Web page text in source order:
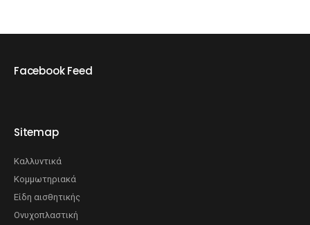
Facebook Feed
Sitemap
Καλλυντικά
Κομμωτηριακά
Είδη αισθητικής
Ονυχοπλαστική